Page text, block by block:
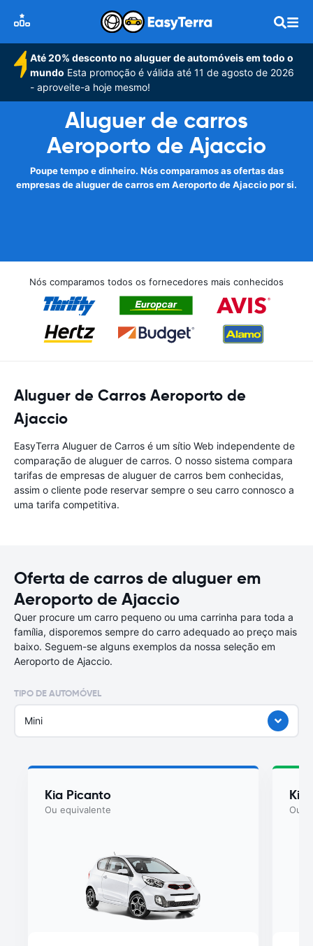
Até 20% desconto no aluguer de automóveis em todo o
mundo Esta promoção é válida até 11 de agosto de 2026
- aproveite-a hoje mesmo!
Aluguer de carros
Aeroporto de Ajaccio
Poupe tempo e dinheiro. Nós comparamos as ofertas das
empresas de aluguer de carros em Aeroporto de Ajaccio por si.
Nós comparamos todos os fornecedores mais conhecidos
Aluguer de Carros Aeroporto de
Ajaccio
EasyTerra Aluguer de Carros é um sítio Web independente de
comparação de aluguer de carros. O nosso sistema compara
tarifas de empresas de aluguer de carros bem conhecidas,
assim o cliente pode reservar sempre o seu carro connosco a
uma tarifa competitiva.
Oferta de carros de aluguer em
Aeroporto de Ajaccio
Quer procure um carro pequeno ou uma carrinha para toda a
família, disporemos sempre do carro adequado ao preço mais
baixo. Seguem-se alguns exemplos da nossa seleção em
Aeroporto de Ajaccio.
TIPO DE AUTOMÓVEL
Mini
Kia Picanto
Ou equivalente
Kia
Ou